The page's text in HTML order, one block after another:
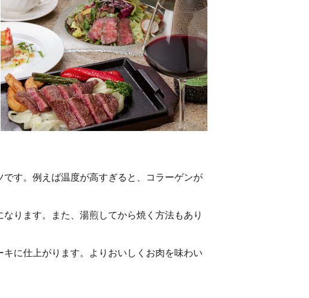
す。例えば温度が高すぎると、コラーゲンが
ります。また、湯煎してから焼く方法もあり
に仕上がります。よりおいしくお肉を味わい